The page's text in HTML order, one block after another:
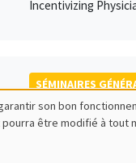
Incentivizing
SÉMINAIRES
Giuliana
son bon
être modifié à